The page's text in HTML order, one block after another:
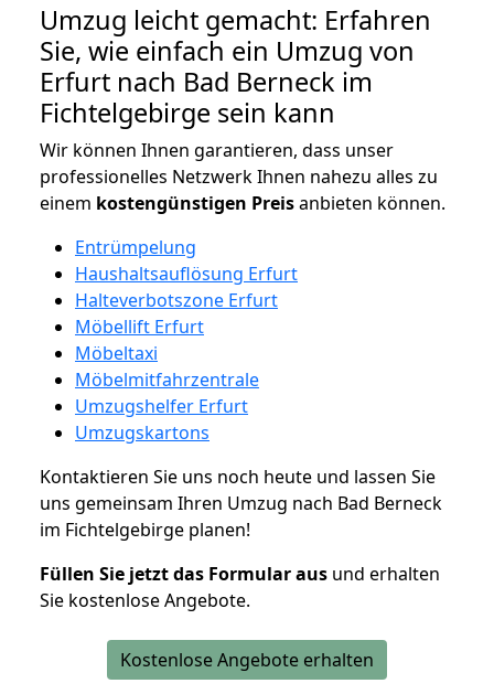
Umzug leicht gemacht: Erfahren
Sie, wie einfach ein Umzug von
Erfurt nach Bad Berneck im
Fichtelgebirge sein kann
Wir können Ihnen garantieren, dass unser
professionelles Netzwerk Ihnen nahezu alles zu
einem kostengünstigen Preisanbieten können.
Entrümpelung
Haushaltsauflösung Erfurt
Halteverbotszone Erfurt
Möbellift Erfurt
Möbeltaxi
Möbelmitfahrzentrale
Umzugshelfer Erfurt
Umzugskartons
Kontaktieren Sie uns noch heute und lassen Sie
uns gemeinsam Ihren Umzug nach Bad Berneck
im Fichtelgebirge planen!
Füllen Sie jetzt das Formular aus und erhalten
Sie kostenlose Angebote.
Kostenlose Angebote erhalten